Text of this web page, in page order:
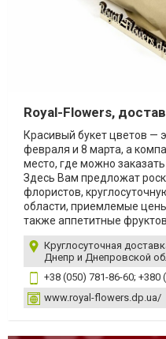
Royal-Flowers,
Красивый букет цветов —
февраля и 8 марта, а
место, где можно
Здесь Вам предложат
флористов,
области, приемлемые
также аппетитные
Круглосуточная
Днепр и Днепровской
+38 (050) 781-86-60; +380
www.royal-flowers.dp.ua/